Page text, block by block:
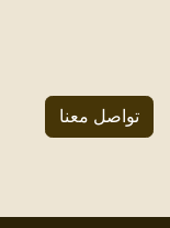
تواصل معنا